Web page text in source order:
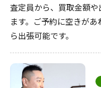
査定員から、買取金額
ます。ご予約に空きがあ
ら出張可能です。